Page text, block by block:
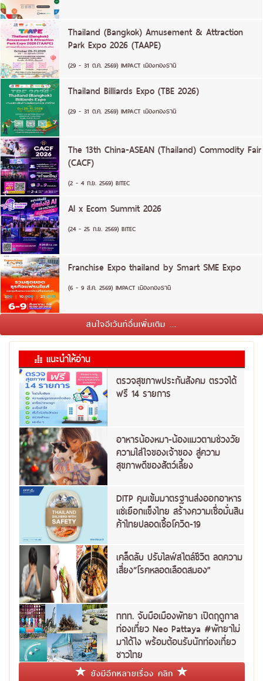
Thailand (Bangkok) Amusement & Attraction
Park Expo 2026 (TAAPE)
(29 - 31 ต.ค. 2569) IMPACT เมืองทองธานี
Thailand Billiards Expo (TBE 2026)
(29 - 31 ต.ค. 2569) IMPACT เมืองทองธานี
The 13th China-ASEAN (Thailand) Commodity Fair
(CACF)
(2 - 4 ก.ย. 2569) BITEC
AI x Ecom Summit 2026
(24 - 25 ก.ย. 2569) BITEC
Franchise Expo thailand by Smart SME Expo
(6 - 9 ส.ค. 2569) IMPACT เมืองทองธานี
สนใจอีเว้นท์อื่นเพิ่มเติม ...
แนะนำให้อ่าน
ตรวจสุขภาพประกันสังคม ตรวจได้
ฟรี 14 รายการ
อาหารน้องหมา-น้องแมวตามช่วงวัย
ความใส่ใจของเจ้าของ สู่ความ
สุขภาพดีของสัตว์เลี้ยง
DITP คุมเข้มมาตรฐานส่งออกอาหาร
แช่เยือกแข็งไทย สร้างความเชื่อมั่นสิน
ค้าไทยปลอดเชื้อโควิด-19
เคล็ดลับ ปรับไลฟ์สไตล์ชีวิต ลดความ
เสี่ยง“โรคหลอดเลือดสมอง”
ททท. จับมือเมืองพัทยา เปิดฤดูกาล
ท่องเที่ยว Neo Pattaya #พัทยาไม่
มาได้ไง พร้อมต้อนรับนักท่องเที่ยว
ชาวไทย
ยังมีอีกหลายเรื่อง คลิก